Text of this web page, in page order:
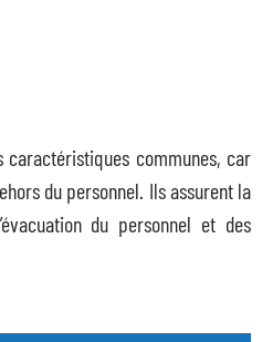
caractéristiques communes, car
du personnel. Ils assurent la
du personnel et des